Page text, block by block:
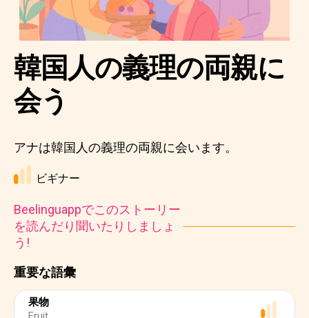
重要な語彙
果物
韓国人の義理の両親に
会う
アナは韓国人の義理の両親に会います。
ビギナー
Beelinguappでこのストーリー
を読んだり聞いたりしましょ
う!